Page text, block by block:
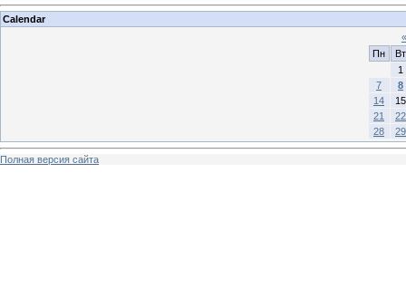
Calendar
«
Пн
Вт
1
7
8
14
15
21
22
28
29
Полная версия сайта